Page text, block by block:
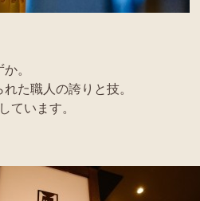
。
た職人の誇りと技。
ています。